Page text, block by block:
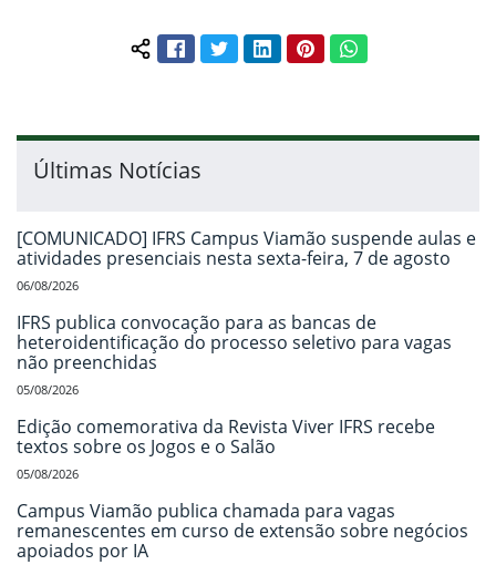
Compartilhar conteúdo:
FacebookTwitterLinkedInPinterestWhatsApp
Últimas Notícias
[COMUNICADO] IFRS Campus Viamão suspende aulas e
atividades presenciais nesta sexta-feira, 7 de agosto
06/08/2026
IFRS publica convocação para as bancas de
heteroidentificação do processo seletivo para vagas
não preenchidas
05/08/2026
Edição comemorativa da Revista Viver IFRS recebe
textos sobre os Jogos e o Salão
05/08/2026
Campus Viamão publica chamada para vagas
remanescentes em curso de extensão sobre negócios
apoiados por IA